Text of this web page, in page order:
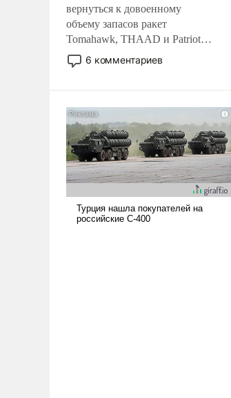
вернуться к довоенному
объему запасов ракет
Tomahawk, THAAD и Patriot
США потребуется более трех
лет. Даже небольшая война с
Сложившаяся ситуация
означает многолетний период
уязвимости США, например,
перед Китаем.
6 комментариев